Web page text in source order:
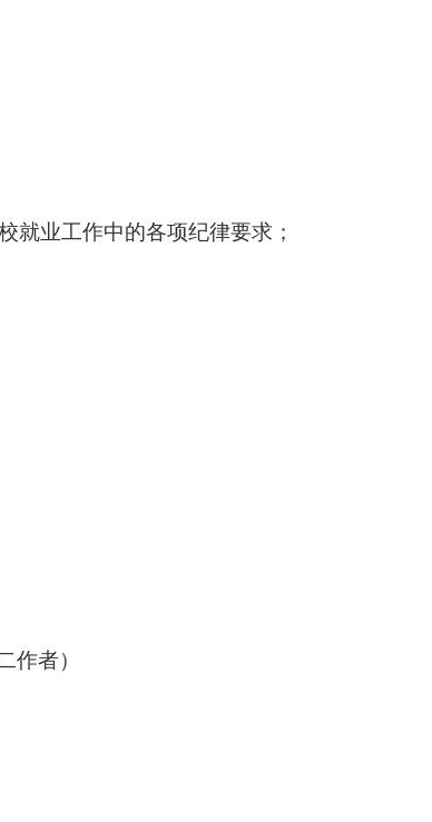
就业工作中的各项纪律要求；
作者）